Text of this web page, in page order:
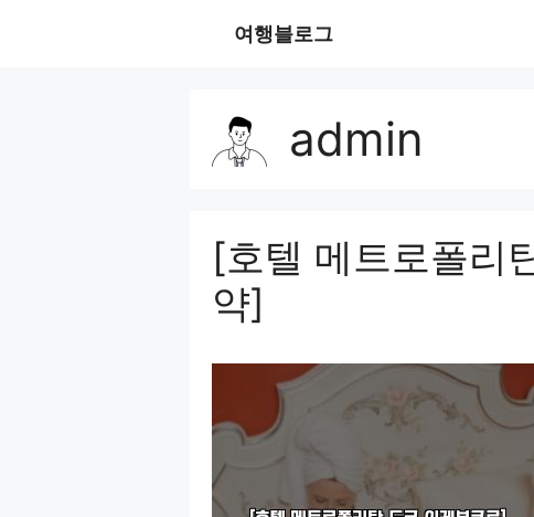
여행블로그
admin
[호텔 메트로폴리
약]